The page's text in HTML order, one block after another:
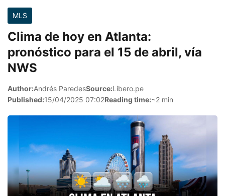
MLS
Clima de hoy en Atlanta:
pronóstico para el 15 de abril, vía
NWS
Author:Andrés ParedesSource:Libero.pe
Published:15/04/2025 07:02Reading time:~2 min